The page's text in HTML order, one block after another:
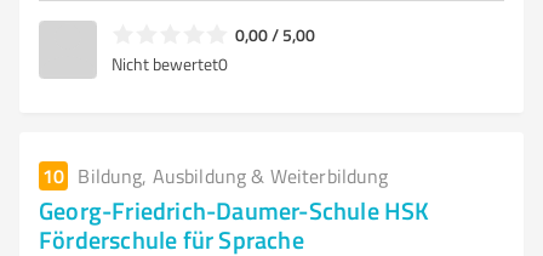
0,00 / 5,00
Nicht bewertet0
10 Bildung, Ausbildung & Weiterbildung
Georg-Friedrich-Daumer-Schule HSK
Förderschule für Sprache